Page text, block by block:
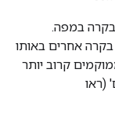
במפה.
אחרים באותו
קרוב יותר
(ראו